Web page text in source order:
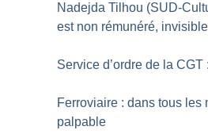
Nadejda Tilhou (SUD-
est non rémunéré, invisible
Service d’ordre de la
Ferroviaire : dans tous les
palpable